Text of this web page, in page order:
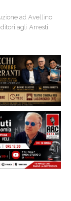
ad Avellino:
agli Arresti